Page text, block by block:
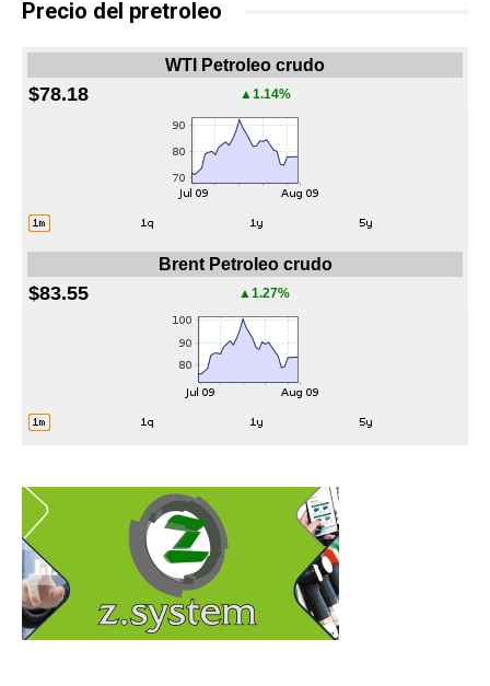
Precio del pretroleo
WTI Petroleo crudo
$78.18 ▲1.14%
Brent Petroleo crudo
$83.55 ▲1.27%